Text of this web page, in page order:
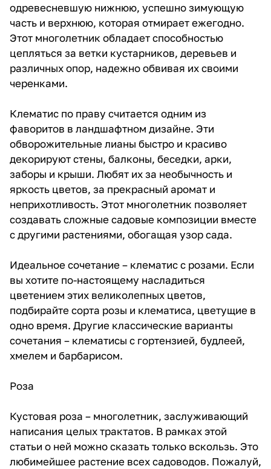
одревесневшую нижнюю, успешно зимующую
часть и верхнюю, которая отмирает ежегодно.
Этот многолетник обладает способностью
цепляться за ветки кустарников, деревьев и
различных опор, надежно обвивая их своими
черенками.
Клематис по праву считается одним из
фаворитов в ландшафтном дизайне. Эти
обворожительные лианы быстро и красиво
декорируют стены, балконы, беседки, арки,
заборы и крыши. Любят их за необычность и
яркость цветов, за прекрасный аромат и
неприхотливость. Этот многолетник позволяет
создавать сложные садовые композиции вместе
с другими растениями, обогащая узор сада.
Идеальное сочетание – клематис с розами. Если
вы хотите по-настоящему насладиться
цветением этих великолепных цветов,
подбирайте сорта розы и клематиса, цветущие в
одно время. Другие классические варианты
сочетания – клематисы с гортензией, будлеей,
хмелем и барбарисом.
Роза
Кустовая роза – многолетник, заслуживающий
написания целых трактатов. В рамках этой
статьи о ней можно сказать только вскользь. Это
любимейшее растение всех садоводов. Пожалуй,